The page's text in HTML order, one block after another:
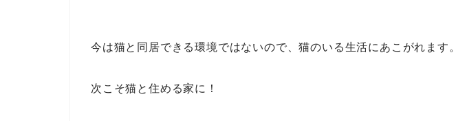
今は猫と同居できる環境ではないので、猫のいる生活にあこがれます。
次こそ猫と住める家に！